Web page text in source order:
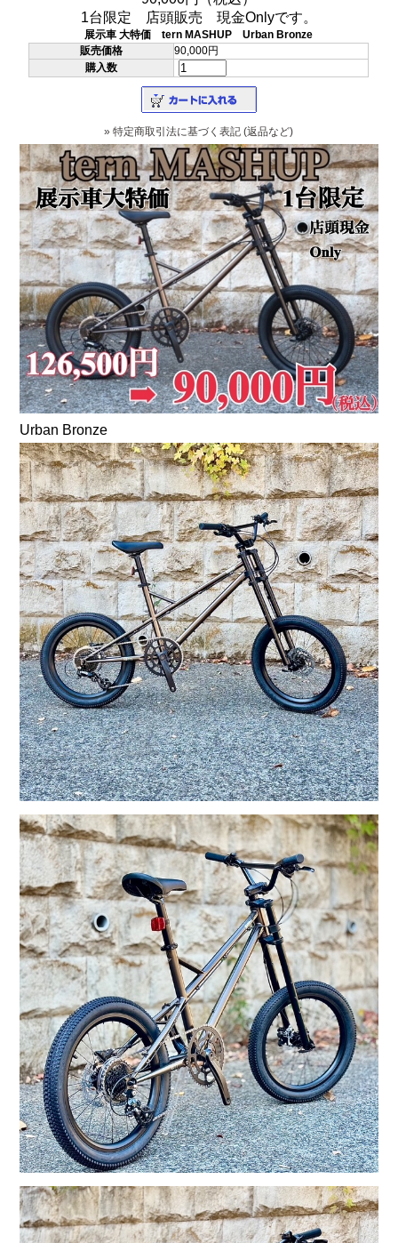
1台限定 店頭販売 現金Onlyです。
展示車 大特価 tern MASHUP Urban Bronze
販売価格
90,000円
購入数
» 特定商取引法に基づく表記 (返品など)
Urban Bronze